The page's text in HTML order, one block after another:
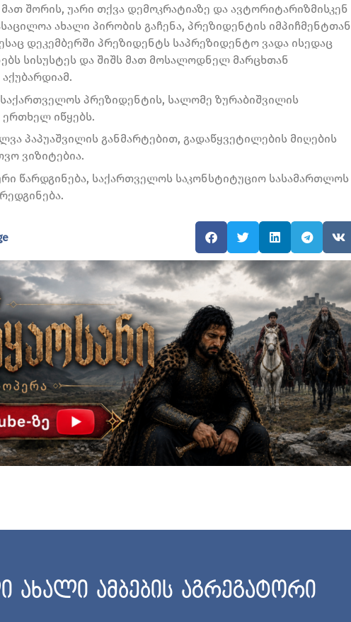
შორის, უარი თქვა დემოკრატიაზე და ავტორიტარიზმისკენ
ახალი პირობის გაჩენა, პრეზიდენტის იმპიჩმენტთან
დეკემბერში პრეზიდენტს საპრეზიდენტო ვადა ისედაც
სისუსტეს და შიშს მათ მოსალოდნელ მარცხთან
პრეზიდენტის, სალომე ზურაბიშვილის
ერთხელ იწყებს.
პაპუაშვილის განმარტებით, გადაწყვეტილების მიღების
ვიზიტებია.
წარდგინება, საქართველოს საკონსტიტუციო სასამართლოს
ახალი ამბების აგრეგატორი